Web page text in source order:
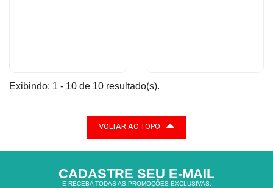
Exibindo: 1 - 10 de 10 resultado(s).
VOLTAR AO TOPO
CADASTRE SEU E-MAIL
E RECEBA TODAS AS PROMOÇÕES EXCLUSIVAS.